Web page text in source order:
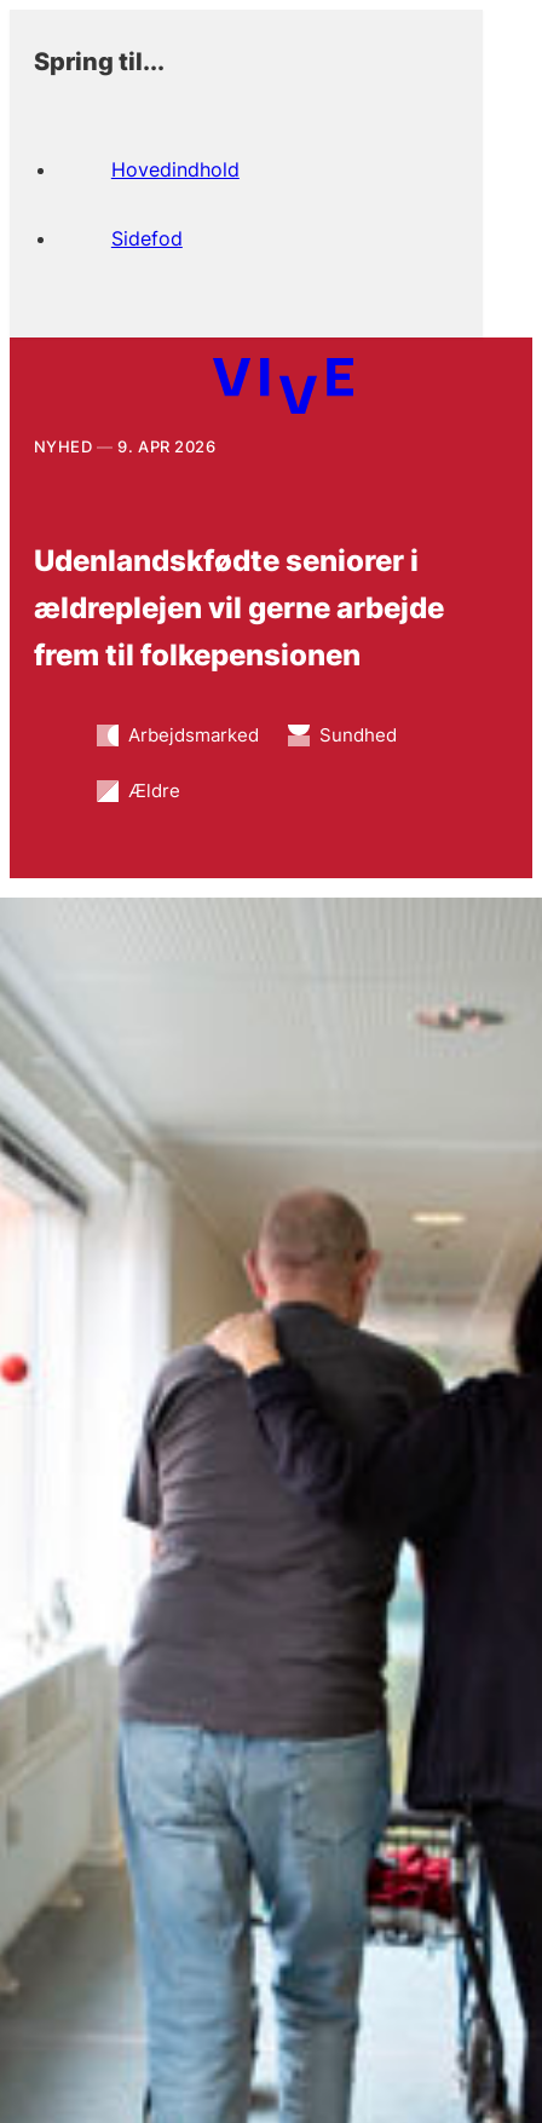
Spring til...
Hovedindhold
Sidefod
NYHED 9. APR 2026
Udenlandskfødte seniorer i
ældreplejen vil gerne arbejde
frem til folkepensionen
Arbejdsmarked Sundhed
Ældre